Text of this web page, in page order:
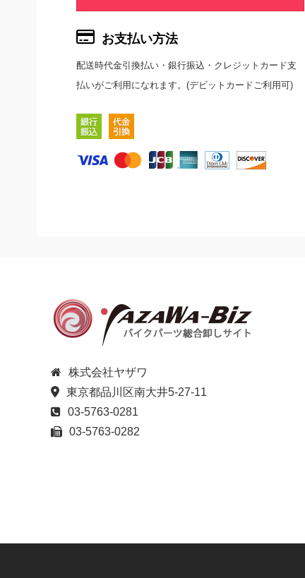
お支払い方法
配送時代金引換払い・銀行振込・クレジットカード支
払いがご利用になれます。(デビットカードご利用可)
株式会社ヤザワ
東京都品川区南大井5-27-11
03-5763-0281
03-5763-0282